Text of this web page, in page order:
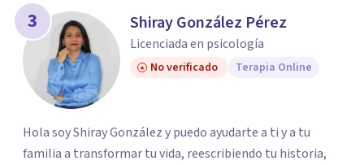
3 Shiray González Pérez
Licenciada en psicología
No verificado Terapia Online
Hola soy Shiray González y puedo ayudarte a ti y a tu
familia a transformar tu vida, reescribiendo tu historia,